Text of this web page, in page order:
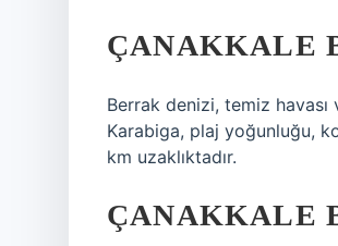
ÇANAKKALE
Berrak denizi, temiz havası
Karabiga, plaj yoğunluğu,
km uzaklıktadır.
ÇANAKKALE